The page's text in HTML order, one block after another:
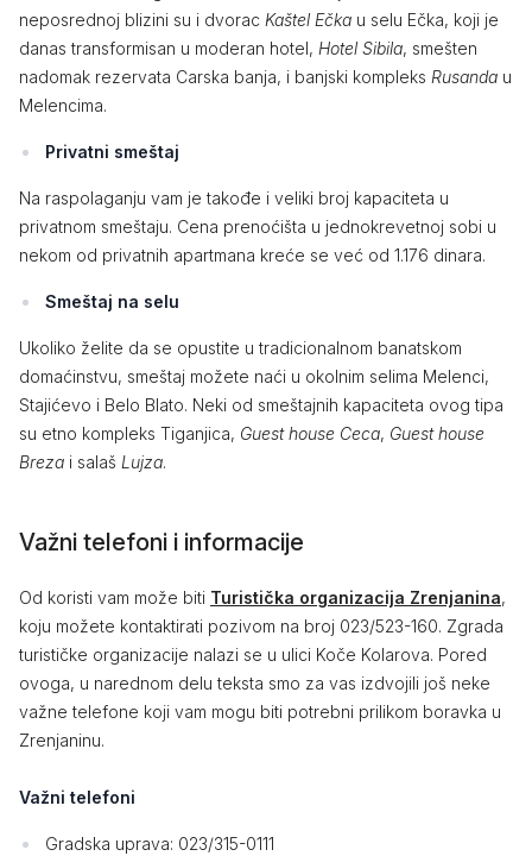
neposrednoj blizini su i dvorac Kaštel Ečka u selu Ečka, koji je
danas transformisan u moderan hotel, Hotel Sibila, smešten
nadomak rezervata Carska banja, i banjski kompleks Rusanda u
Melencima.
Privatni smeštaj
Na raspolaganju vam je takođe i veliki broj kapaciteta u
privatnom smeštaju. Cena prenoćišta u jednokrevetnoj sobi u
nekom od privatnih apartmana kreće se već od 1.176 dinara.
Smeštaj na selu
Ukoliko želite da se opustite u tradicionalnom banatskom
domaćinstvu, smeštaj možete naći u okolnim selima Melenci,
Stajićevo i Belo Blato. Neki od smeštajnih kapaciteta ovog tipa
su etno kompleks Tiganjica, Guest house Ceca, Guest house
Breza i salaš Lujza.
Važni telefoni i informacije
Od koristi vam može biti Turistička organizacija Zrenjanina,
koju možete kontaktirati pozivom na broj 023/523-160. Zgrada
turističke organizacije nalazi se u ulici Koče Kolarova. Pored
ovoga, u narednom delu teksta smo za vas izdvojili još neke
važne telefone koji vam mogu biti potrebni prilikom boravka u
Zrenjaninu.
Važni telefoni
Gradska uprava: 023/315-0111